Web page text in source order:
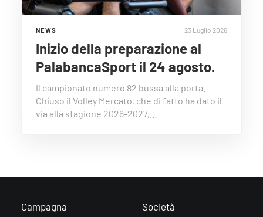
NEWS 23 Luglio 2026
Inizio della preparazione al
PalabancaSport il 24 agosto.
Il campionato numero 82 bussa alla porta.
Chiuso il Volley Mercato, che di fatto ha dato il
via alla stagione 2026-2027,…
Campagna
Società